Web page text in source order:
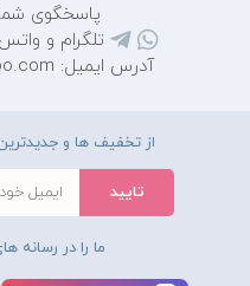
پاسخگوی
تلگرام و واتس اپ:
آدرس ایمیل: mihantarh@yahoo.com
از تخفیف ها و
ما را در رسانه